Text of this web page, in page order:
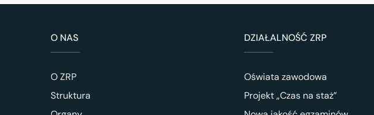
O NAS
O ZRP
Struktura
DZIAŁALNOŚĆ ZRP
Oświata zawodowa
Projekt „Czas na staż”